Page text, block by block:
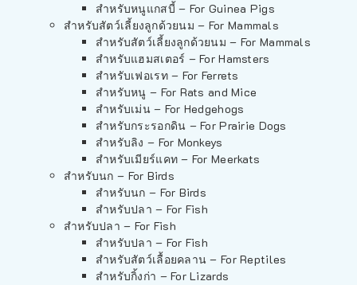
สำหรับหนูแกสบี้ – For Guinea Pigs
สำหรับสัตว์เลี้ยงลูกด้วยนม – For Mammals
สำหรับสัตว์เลี้ยงลูกด้วยนม – For Mammals
สำหรับแฮมสเตอร์ – For Hamsters
สำหรับเฟอเรท – For Ferrets
สำหรับหนู – For Rats and Mice
สำหรับเม่น – For Hedgehogs
สำหรับกระรอกดิน – For Prairie Dogs
สำหรับลิง – For Monkeys
สำหรับเมียร์แคท – For Meerkats
สำหรับนก – For Birds
สำหรับนก – For Birds
สำหรับปลา – For Fish
สำหรับปลา – For Fish
สำหรับปลา – For Fish
สำหรับสัตว์เลื้อยคลาน – For Reptiles
สำหรับกิ้งก่า – For Lizards